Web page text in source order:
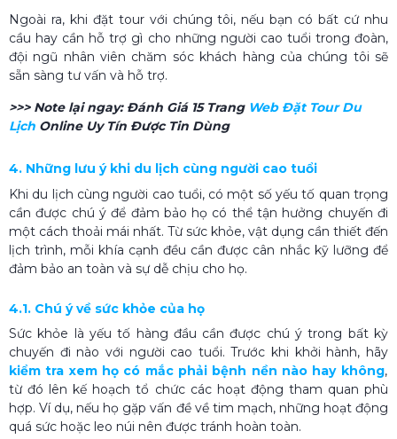
Ngoài ra, khi đặt tour với chúng tôi, nếu bạn có bất cứ nhu
cầu hay cần hỗ trợ gì cho những người cao tuổi trong đoàn,
đội ngũ nhân viên chăm sóc khách hàng của chúng tôi sẽ
sẵn sàng tư vấn và hỗ trợ.
>>> Note lại ngay: Đánh Giá 15 Trang Web Đặt Tour Du
Lịch​ Online Uy Tín Được Tin Dùng
4. Những lưu ý khi du lịch cùng người cao tuổi
Khi du lịch cùng người cao tuổi, có một số yếu tố quan trọng
cần được chú ý để đảm bảo họ có thể tận hưởng chuyến đi
một cách thoải mái nhất. Từ sức khỏe, vật dụng cần thiết đến
lịch trình, mỗi khía cạnh đều cần được cân nhắc kỹ lưỡng để
đảm bảo an toàn và sự dễ chịu cho họ.
4.1. Chú ý về sức khỏe của họ
Sức khỏe là yếu tố hàng đầu cần được chú ý trong bất kỳ
chuyến đi nào với người cao tuổi. Trước khi khởi hành, hãy
kiểm tra xem họ có mắc phải bệnh nền nào hay không,
từ đó lên kế hoạch tổ chức các hoạt động tham quan phù
hợp. Ví dụ, nếu họ gặp vấn đề về tim mạch, những hoạt động
quá sức hoặc leo núi nên được tránh hoàn toàn.